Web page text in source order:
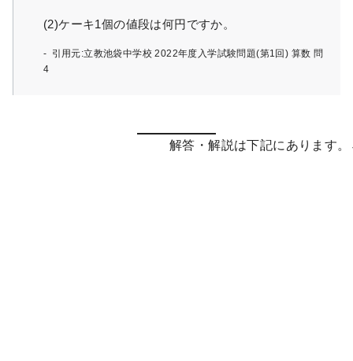
(2)ケーキ1個の値段は何円ですか。
引用元:立教池袋中学校 2022年度入学試験問題(第1回) 算数 問
4